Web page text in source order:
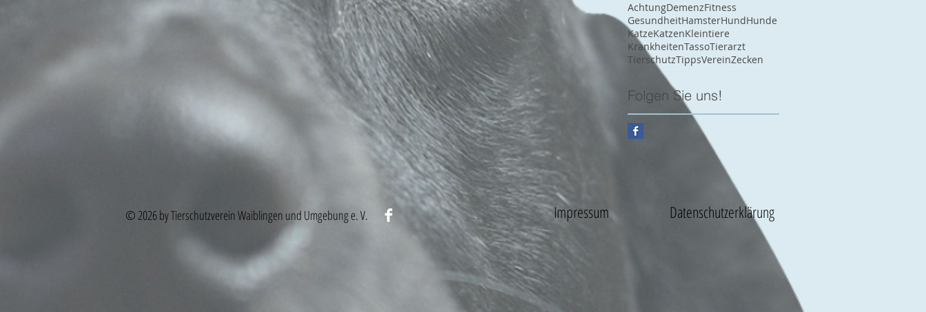
AchtungDemenzFitness
GesundheitHamsterHundHunde
KatzeKatzenKleintiere
KrankheitenTassoTierarzt
TierschutzTippsVereinZecken
Folgen Sie uns!
© 2026 by Tierschutzverein Waiblingen und Umgebung e. V. Impressum Datenschutzerklärung